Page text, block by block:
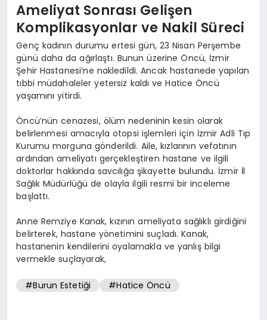
Ameliyat Sonrası Gelişen
Komplikasyonlar ve Nakil Süreci
Genç kadının durumu ertesi gün, 23 Nisan Perşembe
günü daha da ağırlaştı. Bunun üzerine Öncü, İzmir
Şehir Hastanesi’ne nakledildi. Ancak hastanede yapılan
tıbbi müdahaleler yetersiz kaldı ve Hatice Öncü
yaşamını yitirdi.
Öncü’nün cenazesi, ölüm nedeninin kesin olarak
belirlenmesi amacıyla otopsi işlemleri için İzmir Adli Tıp
Kurumu morguna gönderildi. Aile, kızlarının vefatının
ardından ameliyatı gerçekleştiren hastane ve ilgili
doktorlar hakkında savcılığa şikayette bulundu. İzmir İl
Sağlık Müdürlüğü de olayla ilgili resmi bir inceleme
başlattı.
Anne Remziye Kanak, kızının ameliyata sağlıklı girdiğini
belirterek, hastane yönetimini suçladı. Kanak,
hastanenin kendilerini oyalamakla ve yanlış bilgi
vermekle suçlayarak,
#Burun Estetiği #Hatice Öncü